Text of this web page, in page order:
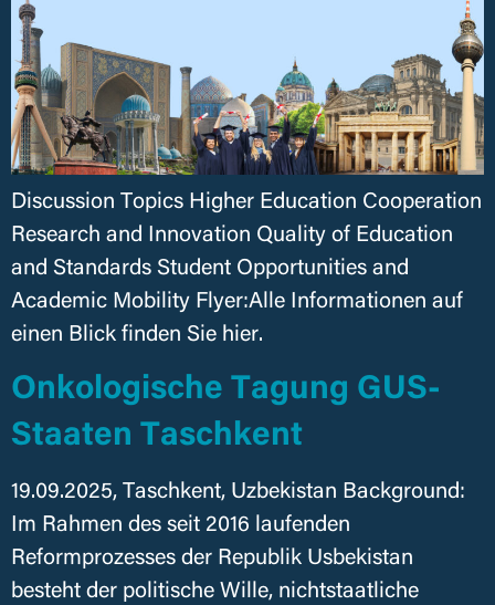
Discussion Topics Higher Education Cooperation
Research and Innovation Quality of Education
and Standards Student Opportunities and
Academic Mobility Flyer:Alle Informationen auf
einen Blick finden Sie hier.
Onkologische Tagung GUS-
Staaten Taschkent
19.09.2025, Taschkent, Uzbekistan Background:
Im Rahmen des seit 2016 laufenden
Reformprozesses der Republik Usbekistan
besteht der politische Wille, nichtstaatliche